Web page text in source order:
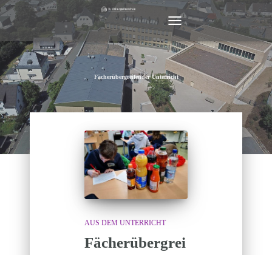
NAVIGATION
UMSCHALTEN
Fächerübergreifender Unterricht
AUS DEM UNTERRICHT
Fächerübergrei